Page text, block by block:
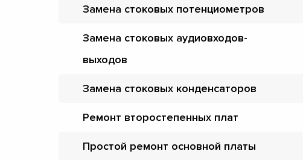
Замена стоковых потенциометров
Замена стоковых аудиовходов-
выходов
Замена стоковых конденсаторов
Ремонт второстепенных плат
Простой ремонт основной платы